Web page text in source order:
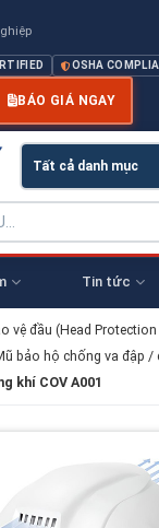
OSHA
BÁO GIÁ NGAY
Tin tức
vệ đầu (Head
bảo hộ chống va đập /
khí COV A001